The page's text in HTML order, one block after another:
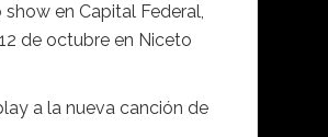
show en Capital Federal,
de octubre en Niceto
a la nueva canción de